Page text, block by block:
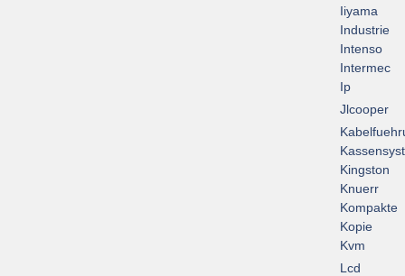
Iiyama
Industrie
Intenso
Intermec
Ip
Jlcooper
Kingston
Knuerr
Kompakte
Kopie
Kvm
Lcd